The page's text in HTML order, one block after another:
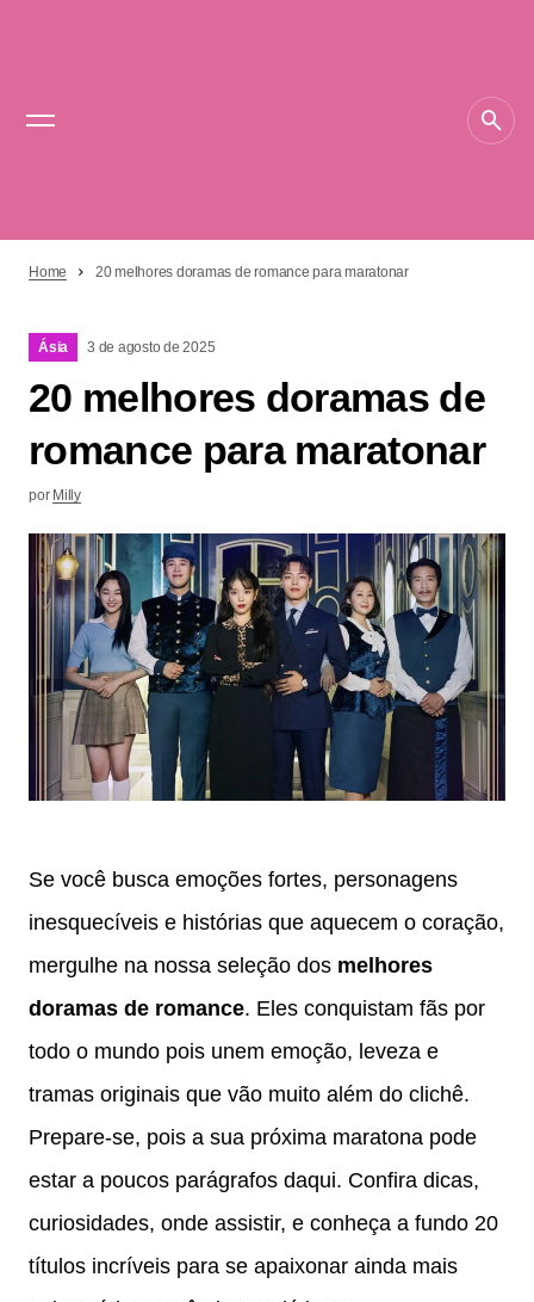
Home 20 melhores doramas de romance para maratonar
Ásia 3 de agosto de 2025
20 melhores doramas de
romance para maratonar
por Milly
Se você busca emoções fortes, personagens
inesquecíveis e histórias que aquecem o coração,
mergulhe na nossa seleção dos melhores
doramas de romance. Eles conquistam fãs por
todo o mundo pois unem emoção, leveza e
tramas originais que vão muito além do clichê.
Prepare-se, pois a sua próxima maratona pode
estar a poucos parágrafos daqui. Confira dicas,
curiosidades, onde assistir, e conheça a fundo 20
títulos incríveis para se apaixonar ainda mais